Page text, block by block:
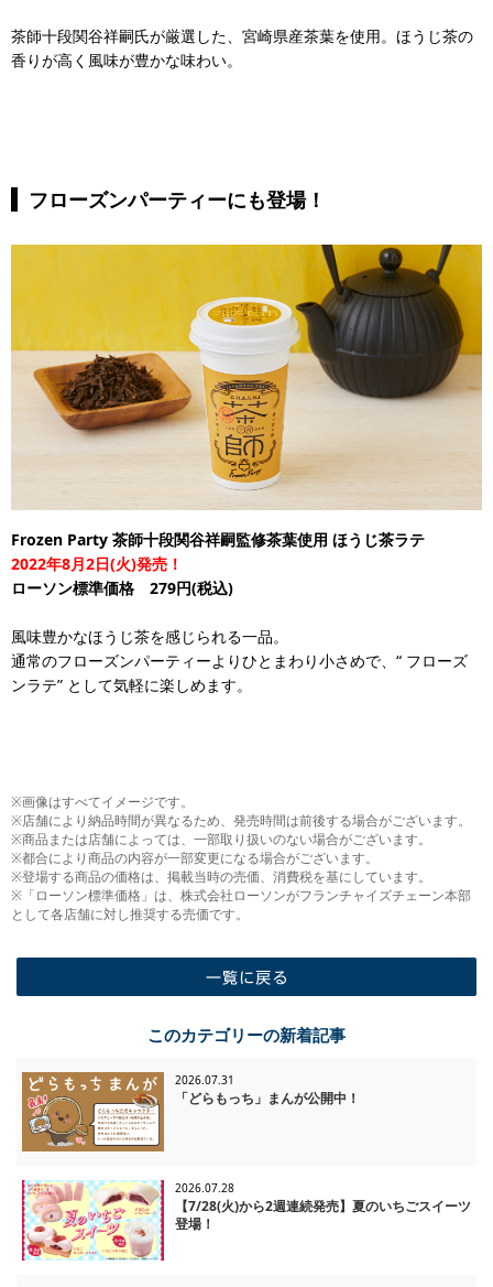
茶師十段関谷祥嗣氏が厳選した、宮崎県産茶葉を使用。ほうじ茶の
香りが高く風味が豊かな味わい。
フローズンパーティーにも登場！
Frozen Party 茶師十段関谷祥嗣監修茶葉使用 ほうじ茶ラテ
2022年8月2日(火)発売！
ローソン標準価格 279円(税込)
風味豊かなほうじ茶を感じられる一品。
通常のフローズンパーティーよりひとまわり小さめで、“ フローズ
ンラテ” として気軽に楽しめます。
※画像はすべてイメージです。
※店舗により納品時間が異なるため、発売時間は前後する場合がございます。
※商品または店舗によっては、一部取り扱いのない場合がございます。
※都合により商品の内容が一部変更になる場合がございます。
※登場する商品の価格は、掲載当時の売価、消費税を基にしています。
※「ローソン標準価格」は、株式会社ローソンがフランチャイズチェーン本部
として各店舗に対し推奨する売価です。
このカテゴリーの新着記事
2026.07.31
「どらもっち」まんが公開中！
2026.07.28
【7/28(火)から2週連続発売】夏のいちごスイーツ
登場！